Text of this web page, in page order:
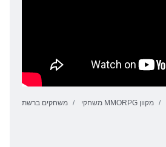
משחקים ברשת משחקי MMORPG מקוון